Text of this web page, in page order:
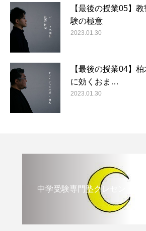
【最後の授業05】
験の極意
2023.01.30
【最後の授業04】
に効くおま…
2023.01.30
中学受験専門塾クレセント